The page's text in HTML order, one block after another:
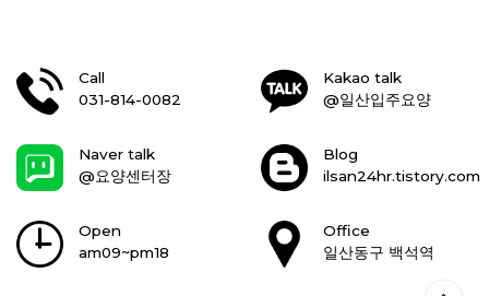
Call
031-814-0082
Kakao talk
@일산입주요양
Naver talk
@요양센터장
Blog
ilsan24hr.tistory.com
Open
am09~pm18
Office
일산동구 백석역